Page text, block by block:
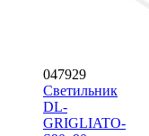
047929
Светильник
DL-
GRIGLIATO-